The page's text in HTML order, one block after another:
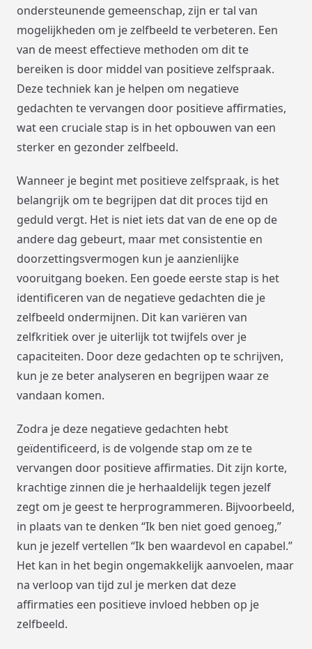
ondersteunende gemeenschap, zijn er tal van
mogelijkheden om je zelfbeeld te verbeteren. Een
van de meest effectieve methoden om dit te
bereiken is door middel van positieve zelfspraak.
Deze techniek kan je helpen om negatieve
gedachten te vervangen door positieve affirmaties,
wat een cruciale stap is in het opbouwen van een
sterker en gezonder zelfbeeld.
Wanneer je begint met positieve zelfspraak, is het
belangrijk om te begrijpen dat dit proces tijd en
geduld vergt. Het is niet iets dat van de ene op de
andere dag gebeurt, maar met consistentie en
doorzettingsvermogen kun je aanzienlijke
vooruitgang boeken. Een goede eerste stap is het
identificeren van de negatieve gedachten die je
zelfbeeld ondermijnen. Dit kan variëren van
zelfkritiek over je uiterlijk tot twijfels over je
capaciteiten. Door deze gedachten op te schrijven,
kun je ze beter analyseren en begrijpen waar ze
vandaan komen.
Zodra je deze negatieve gedachten hebt
geïdentificeerd, is de volgende stap om ze te
vervangen door positieve affirmaties. Dit zijn korte,
krachtige zinnen die je herhaaldelijk tegen jezelf
zegt om je geest te herprogrammeren. Bijvoorbeeld,
in plaats van te denken “Ik ben niet goed genoeg,”
kun je jezelf vertellen “Ik ben waardevol en capabel.”
Het kan in het begin ongemakkelijk aanvoelen, maar
na verloop van tijd zul je merken dat deze
affirmaties een positieve invloed hebben op je
zelfbeeld.